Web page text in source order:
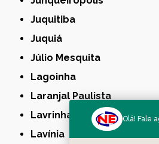
Juquitiba
Juquiá
Júlio Mesquita
Lagoinha
Laranjal Paulista
Lavrinhas
Lavínia
Olá! Fale